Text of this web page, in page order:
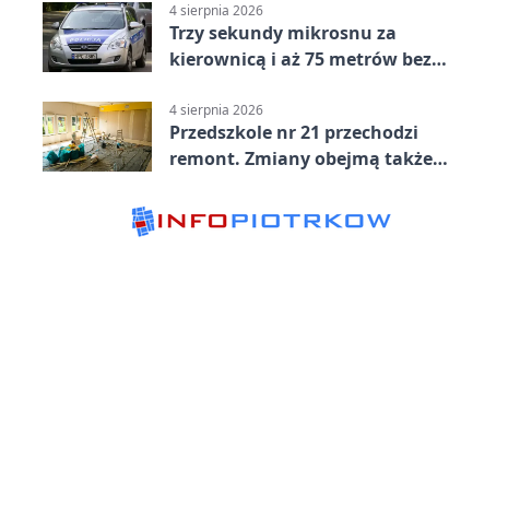
4 sierpnia 2026
Trzy sekundy mikrosnu za
kierownicą i aż 75 metrów bez
4 sierpnia 2026
Przedszkole nr 21 przechodzi
remont. Zmiany obejmą także